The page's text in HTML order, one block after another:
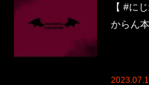
【 #に
からん